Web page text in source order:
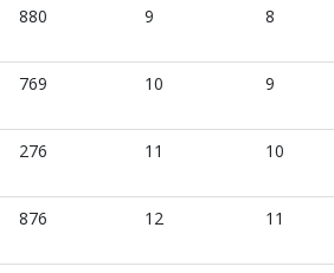
880 9 8
769 10 9
276 11 10
876 12 11